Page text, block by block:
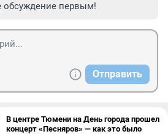
обсуждение первым!
Отправить
В центре Тюмени на День города прошел
концерт «Песняров» — как это было